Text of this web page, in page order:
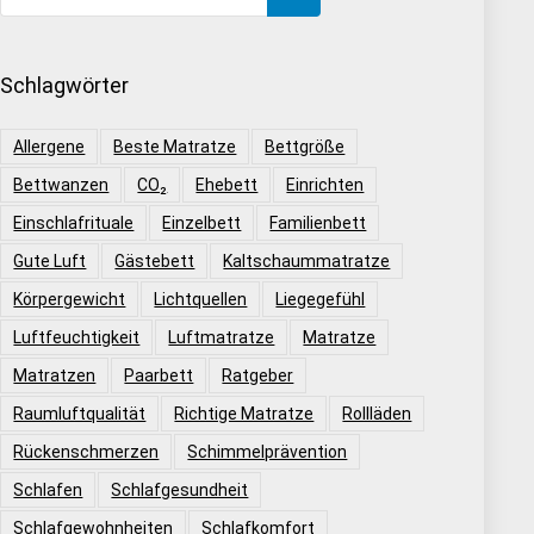
Schlagwörter
Allergene Beste Matratze
Bettgröße
Bettwanzen
CO₂ Ehebett
Einrichten
Einschlafrituale
Einzelbett
Familienbett
Gute Luft
Gästebett
Kaltschaummatratze
Körpergewicht
Lichtquellen
Liegegefühl
Luftfeuchtigkeit
Luftmatratze
Matratze
Matratzen
Paarbett
Ratgeber
Raumluftqualität
Richtige Matratze
Rollläden
Rückenschmerzen
Schimmelprävention
Schlafen
Schlafgesundheit
Schlafgewohnheiten
Schlafkomfort